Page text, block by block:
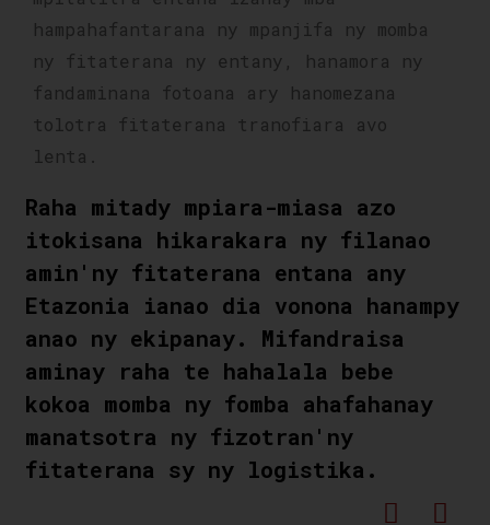
hampahafantarana ny mpanjifa ny momba
ny fitaterana ny entany, hanamora ny
fandaminana fotoana ary hanomezana
tolotra fitaterana tranofiara avo
lenta.
Raha mitady mpiara-miasa azo
itokisana hikarakara ny filanao
amin'ny fitaterana entana any
Etazonia ianao dia vonona hanampy
anao ny ekipanay. Mifandraisa
aminay raha te hahalala bebe
kokoa momba ny fomba ahafahanay
manatsotra ny fizotran'ny
fitaterana sy ny logistika.